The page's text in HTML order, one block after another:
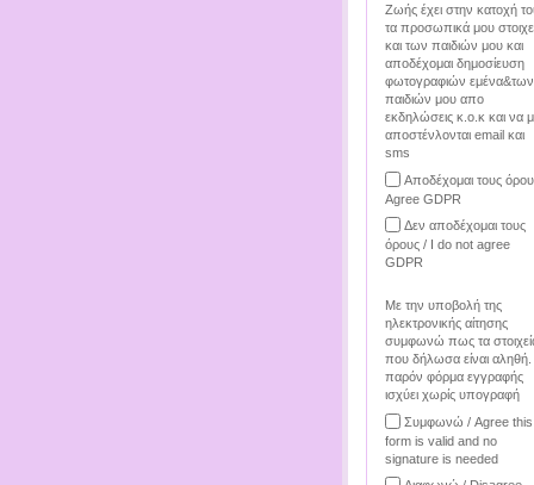
Ζωής έχει στην κατοχή
τα προσωπικά μου
και των παιδιών μου και
αποδέχομαι δημοσίευση
φωτογραφιών εμένα&των
παιδιών μου απο
εκδηλώσεις κ.ο.κ και να
αποστένλονται email και
sms
Αποδέχομαι τους
Agree GDPR
Δεν αποδέχομαι τους
όρους / I do not agree
GDPR
Με την υποβολή της
ηλεκτρονικής αίτησης
συμφωνώ πως τα
που δήλωσα είναι
παρόν φόρμα εγγραφής
ισχύει χωρίς υπογραφή
Συμφωνώ / Agree this
form is valid and no
signature is needed